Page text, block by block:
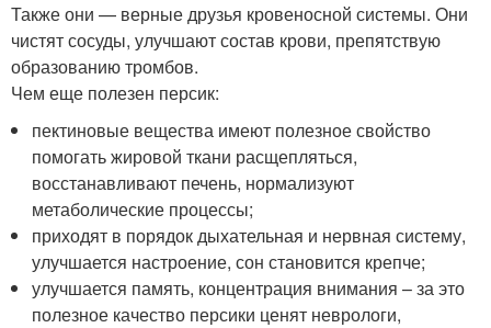
Также они — верные друзья кровеносной системы. Они
чистят сосуды, улучшают состав крови, препятствую
образованию тромбов.
Чем еще полезен персик:
пектиновые вещества имеют полезное свойство
помогать жировой ткани расщепляться,
восстанавливают печень, нормализуют
метаболические процессы;
приходят в порядок дыхательная и нервная систему,
улучшается настроение, сон становится крепче;
улучшается память, концентрация внимания – за это
полезное качество персики ценят неврологи,